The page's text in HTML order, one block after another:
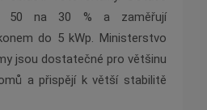
50 na 30 % a zaměřují
do 5 kWp. Ministerstvo
jsou dostatečné pro většinu
a přispějí k větší stabilitě